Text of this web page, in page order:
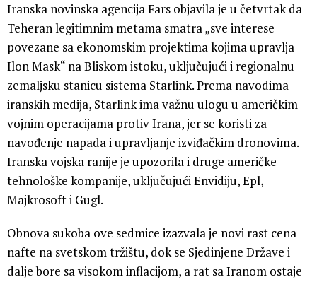
Iranska novinska agencija Fars objavila je u četvrtak da
Teheran legitimnim metama smatra „sve interese
povezane sa ekonomskim projektima kojima upravlja
Ilon Mask“ na Bliskom istoku, uključujući i regionalnu
zemaljsku stanicu sistema Starlink. Prema navodima
iranskih medija, Starlink ima važnu ulogu u američkim
vojnim operacijama protiv Irana, jer se koristi za
navođenje napada i upravljanje izviđačkim dronovima.
Iranska vojska ranije je upozorila i druge američke
tehnološke kompanije, uključujući Envidiju, Epl,
Majkrosoft i Gugl.
Obnova sukoba ove sedmice izazvala je novi rast cena
nafte na svetskom tržištu, dok se Sjedinjene Države i
dalje bore sa visokom inflacijom, a rat sa Iranom ostaje